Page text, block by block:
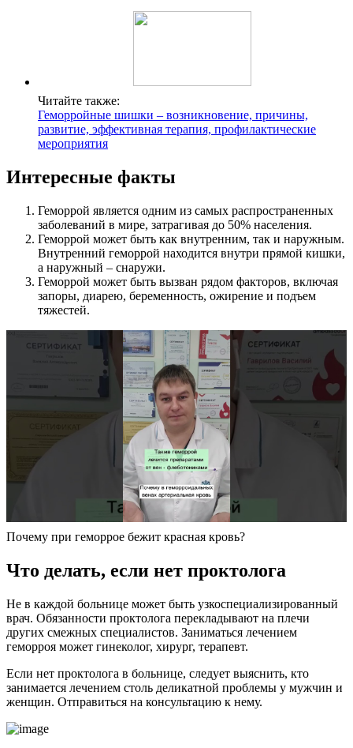
Читайте также:
Геморройные шишки – возникновение, причины,
развитие, эффективная терапия, профилактические
мероприятия
Интересные факты
Геморрой является одним из самых распространенных
заболеваний в мире, затрагивая до 50% населения.
Геморрой может быть как внутренним, так и наружным.
Внутренний геморрой находится внутри прямой кишки,
а наружный – снаружи.
Геморрой может быть вызван рядом факторов, включая
запоры, диарею, беременность, ожирение и подъем
тяжестей.
Почему при геморрое бежит красная кровь?
Что делать, если нет проктолога
Не в каждой больнице может быть узкоспециализированный
врач. Обязанности проктолога перекладывают на плечи
других смежных специалистов. Заниматься лечением
геморроя может гинеколог, хирург, терапевт.
Если нет проктолога в больнице, следует выяснить, кто
занимается лечением столь деликатной проблемы у мужчин и
женщин. Отправиться на консультацию к нему.